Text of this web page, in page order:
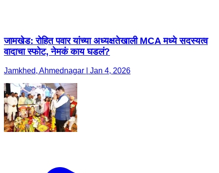
जामखेड: रोहित पवार यांच्या अध्यक्षतेखाली MCA मध्ये सदस्यत्व
वादाचा स्फोट, नेमकं काय घडलं?
Jamkhed, Ahmednagar | Jan 4, 2026